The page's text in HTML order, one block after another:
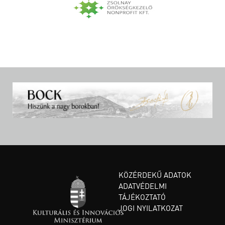
KÖZÉRDEKŰ ADATOK
ADATVÉDELMI
TÁJÉKOZTATÓ
JOGI NYILATKOZAT